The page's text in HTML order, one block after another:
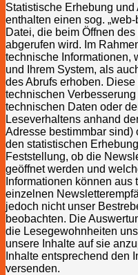
Statistische Erhebung
enthalten einen sog.
Datei, die beim Öffnen
abgerufen wird. Im
technische Informationen,
und Ihrem System, als
des Abrufs erhoben.
technischen
technischen Daten oder
Leseverhaltens anhand
Adresse bestimmbar sind)
den statistischen
Feststellung, ob die
geöffnet werden und
Informationen können
einzelnen
jedoch nicht unser
beobachten. Die
die Lesegewohnheiten
unsere Inhalte auf sie
Inhalte entsprechend den
versenden.